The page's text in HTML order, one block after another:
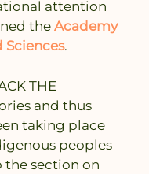
attention
theAcademy
Sciences.
THE
and thus
taking place
peoples
the section on